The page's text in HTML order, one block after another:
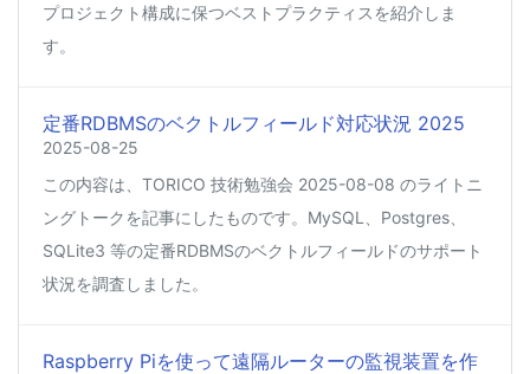
プロジェクト構成に保つベストプラクティスを紹介しま
す。
定番RDBMSのベクトルフィールド対応状況 2025
2025-08-25
この内容は、TORICO 技術勉強会 2025-08-08 のライトニ
ングトークを記事にしたものです。MySQL、Postgres、
SQLite3 等の定番RDBMSのベクトルフィールドのサポート
状況を調査しました。
Raspberry Piを使って遠隔ルーターの監視装置を作